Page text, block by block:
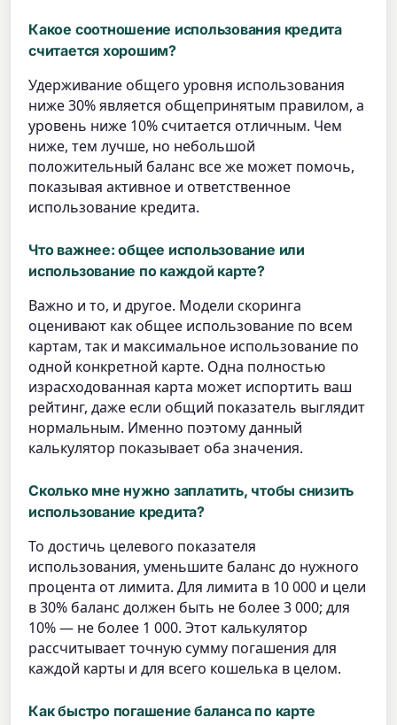
Какое соотношение использования кредита
считается хорошим?
Удерживание общего уровня использования
ниже 30% является общепринятым правилом, а
уровень ниже 10% считается отличным. Чем
ниже, тем лучше, но небольшой
положительный баланс все же может помочь,
показывая активное и ответственное
использование кредита.
Что важнее: общее использование или
использование по каждой карте?
Важно и то, и другое. Модели скоринга
оценивают как общее использование по всем
картам, так и максимальное использование по
одной конкретной карте. Одна полностью
израсходованная карта может испортить ваш
рейтинг, даже если общий показатель выглядит
нормальным. Именно поэтому данный
калькулятор показывает оба значения.
Сколько мне нужно заплатить, чтобы снизить
использование кредита?
To достичь целевого показателя
использования, уменьшите баланс до нужного
процента от лимита. Для лимита в 10 000 и цели
в 30% баланс должен быть не более 3 000; для
10% — не более 1 000. Этот калькулятор
рассчитывает точную сумму погашения для
каждой карты и для всего кошелька в целом.
Как быстро погашение баланса по карте